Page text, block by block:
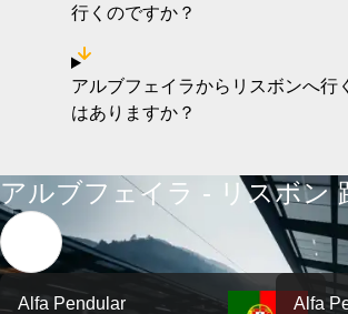
行くのですか？
アルブフェイラからリスボンへ行
はありますか？
アルブフェイラ - リスボン
Alfa Pendular Alfa